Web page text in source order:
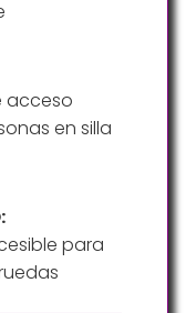
acceso
en silla
para